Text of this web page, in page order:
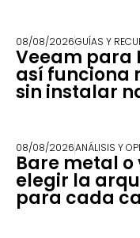
08/08/2026GUÍAS Y
Veeam para
así funciona
sin instalar
08/08/2026ANÁLISIS Y
Bare metal
elegir la
para cada